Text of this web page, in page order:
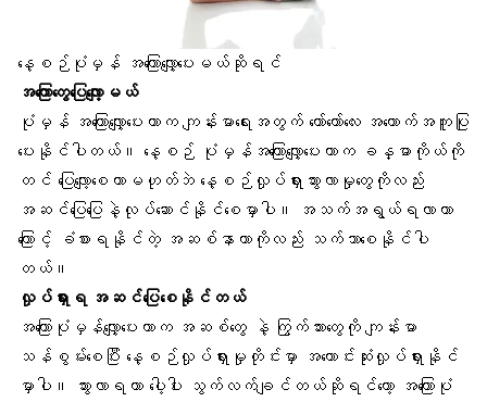
နေ့စဉ်ပုံမှန် အကြောလျှော့ပေးမယ်ဆိုရင်
အကြောတွေပြေလျော့မယ်
ပုံမှန် အကြောလျှော့ပေးတာက ကျန်းမာရေးအတွက် တော်တော်လေး အထောက်အကူပြု
ပေးနိုင်ပါတယ်။ နေ့စဉ် ပုံမှန်အကြောလျှော့ပေးတာက ခန္ဓာကိုယ်ကို
တင် ပြေလျော့စေတာမဟုတ်ဘဲ နေ့စဉ်လှုပ်ရှားသွားလာမှုတွေကိုလည်း
အဆင်ပြေပြေနဲ့လုပ်ဆောင်နိုင်စေမှာပါ။
အသက်အရွယ်ရလာတာ
ကြောင့် ခံစားရနိုင်တဲ့ အဆစ်နာတာကိုလည်း သက်သာစေနိုင်ပါ
တယ်။
လှုပ်ရှားရ အဆင်ပြေစေနိုင်တယ်
အကြောပုံမှန်လျှော့ပေးတာက အဆစ်တွေနဲ့ ကြွက်သားတွေကို ကျန်းမာ
သန်စွမ်းစေပြီး နေ့စဉ်လှုပ်ရှားမှုတိုင်းမှာ အကောင်းဆုံးလှုပ်ရှားနိုင်
မှာပါ။ သွားလာရတာ ပေါ့ပါး သွက်လက်ချင်တယ်ဆိုရင်တော့ အကြောပုံ